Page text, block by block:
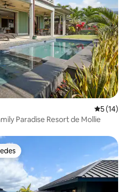
5 (14)
Paradise Resort de Mollie
entre huéspedes